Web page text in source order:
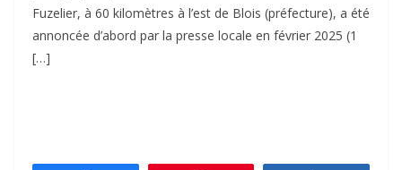
Fuzelier, à 60 kilomètres à l’est de Blois (préfecture), a été
annoncée d’abord par la presse locale en février 2025 (1
[…]